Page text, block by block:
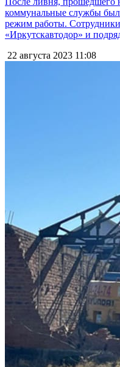
коммунальные службы
режим работы.
«Иркутскавтодор» и
22 августа 2023 11:08